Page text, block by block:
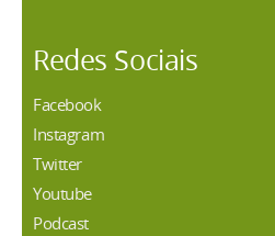
Redes Sociais
Facebook
Instagram
Twitter
Youtube
Podcast